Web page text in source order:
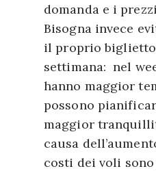
domanda e i
Bisogna invece
il proprio
settimana: nel
hanno maggior
possono
maggior
causa
costi dei voli